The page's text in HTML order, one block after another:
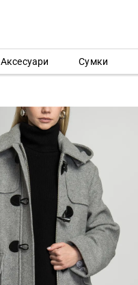
Аксесуари Сумки